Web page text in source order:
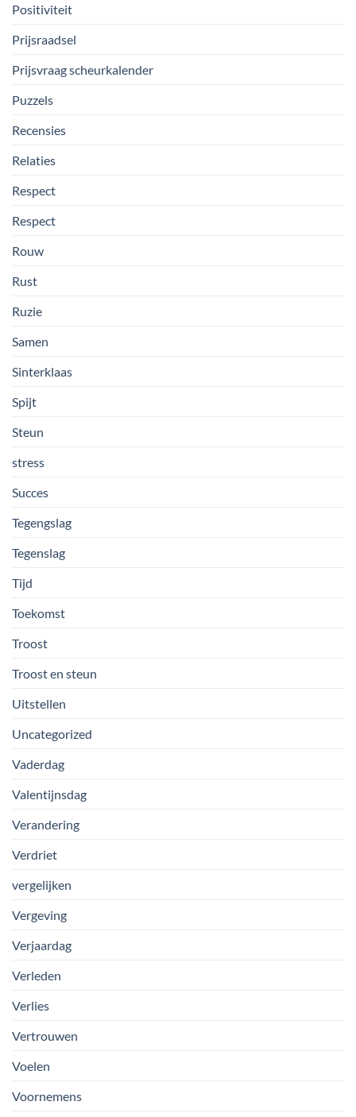
Positiviteit
Prijsraadsel
Prijsvraag scheurkalender
Puzzels
Recensies
Relaties
Respect
Respect
Rouw
Rust
Ruzie
Samen
Sinterklaas
Spijt
Steun
stress
Succes
Tegengslag
Tegenslag
Tijd
Toekomst
Troost
Troost en steun
Uitstellen
Uncategorized
Vaderdag
Valentijnsdag
Verandering
Verdriet
vergelijken
Vergeving
Verjaardag
Verleden
Verlies
Vertrouwen
Voelen
Voornemens